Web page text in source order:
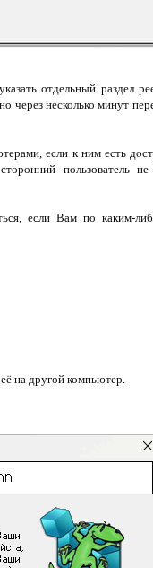
отдельный раздел
через несколько минут
если к ним есть
пользователь не
если Вам по каким-
на другой компьютер.